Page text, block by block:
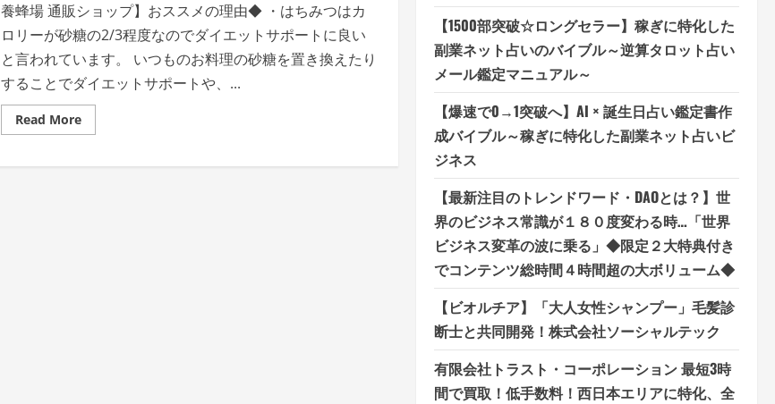
養蜂場 通販ショップ】おススメの理由◆ ・はちみつはカ
ロリーが砂糖の2/3程度なのでダイエットサポートに良い
と言われています。 いつものお料理の砂糖を置き換えたり
することでダイエットサポートや、...
Read MoreRead
more
戸
【1500部突破☆ロングセラー】稼ぎに特化した
副業ネット占いのバイブル～逆算タロット占い
メール鑑定マニュアル～
【爆速で0→1突破へ】AI × 誕生日占い鑑定書作
成バイブル～稼ぎに特化した副業ネット占いビ
ジネス
【最新注目のトレンドワード・DAOとは？】世
界のビジネス常識が１８０度変わる時…「世界
ビジネス変革の波に乗る」◆限定２大特典付き
でコンテンツ総時間４時間超の大ボリューム◆
【ビオルチア】「大人女性シャンプー」毛髪診
断士と共同開発！株式会社ソーシャルテック
有限会社トラスト・コーポレーション 最短3時
間で買取！低手数料！西日本エリアに特化、全